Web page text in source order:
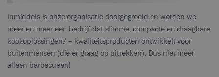
Inmiddels is onze organisatie doorgegroeid en worden we
meer en meer een bedrijf dat slimme, compacte en draagbare
kookoplossingen/ – kwaliteitsproducten ontwikkelt voor
buitenmensen (die er graag op uitrekken). Dus niet meer
alleen barbecueën!